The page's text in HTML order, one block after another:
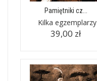
Pamiętniki cz...
Kilka egzemplarzy
39,00 zł